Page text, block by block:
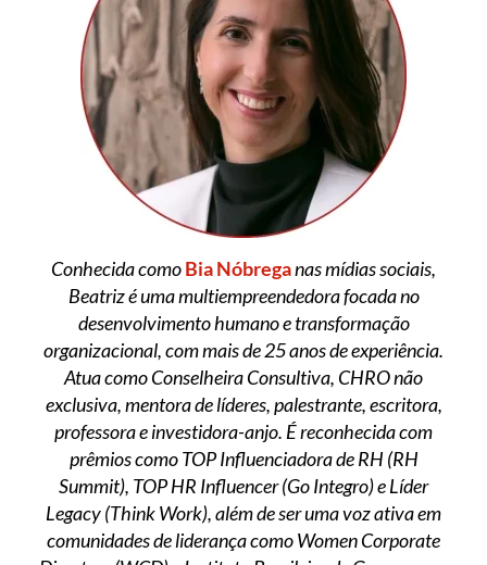
Conhecida comoBia Nóbreganas mídias sociais,
Beatriz é uma multiempreendedora focada no
desenvolvimento humano e transformação
organizacional, com mais de 25 anos de experiência.
Atua como Conselheira Consultiva, CHRO não
exclusiva, mentora de líderes, palestrante, escritora,
professora e investidora-anjo. É reconhecida com
prêmios como TOP Influenciadora de RH (RH
Summit), TOP HR Influencer (Go Integro) e Líder
Legacy (Think Work), além de ser uma voz ativa em
comunidades de liderança como Women Corporate